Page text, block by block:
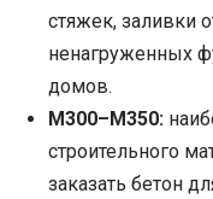
стяжек, заливки
ненагруженных
домов.
М300–М350:
строительного
заказать бетон